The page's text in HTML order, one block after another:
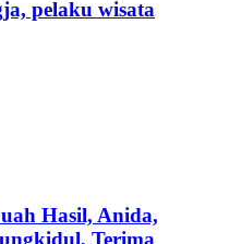
pelaku wisata
Hasil, Anida,
Terima